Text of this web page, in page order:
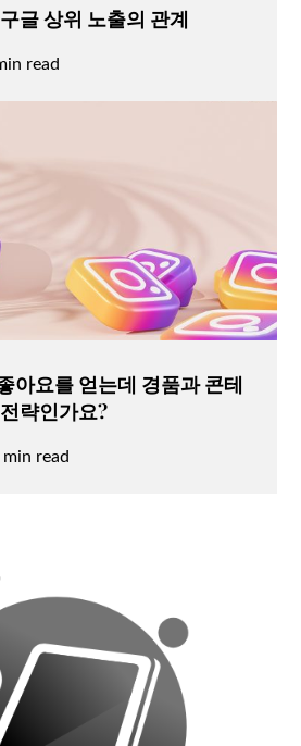
글 상위 노출의 관계
read
아요를 얻는데 경품과 콘테
략인가요?
min read